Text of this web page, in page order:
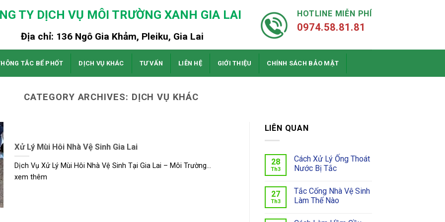
TY DỊCH VỤ MÔI TRƯỜNG XANH GIA LAI
Địa chỉ: 136 Ngô Gia Khảm, Pleiku, Gia Lai
HOTLINE MIỄN PHÍ
0974.58.81.81
TẮC BỂ PHỐT DỊCH VỤ KHÁC TƯ VẤN LIÊN HỆ GIỚI THIỆU CHÍNH SÁCH BẢO MẬT
CATEGORY ARCHIVES: DỊCH VỤ KHÁC
Xử Lý Mùi Hôi Nhà Vệ Sinh Gia Lai
Dịch Vụ Xử Lý Mùi Hôi Nhà Vệ Sinh Tại Gia Lai – Môi Trường...
xem thêm
LIÊN QUAN
28
Th3
Cách Xử Lý Ống Thoát
Nước Bị Tắc
27
Th3
Tắc Cống Nhà Vệ Sinh
Làm Thế Nào